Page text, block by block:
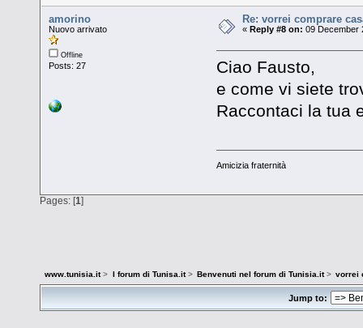
amorino
Nuovo arrivato
Offline
Posts: 27
Re: vorrei comprare
«Reply #8 on: 09 December
Ciao Fausto,
e come vi siete
Raccontaci la tua
Amicizia fraternità
Pages: [1]
www.tunisia.it> I forum di Tunisa.it> Benvenuti nel forum di Tunisia.it> vorrei
Jump to: